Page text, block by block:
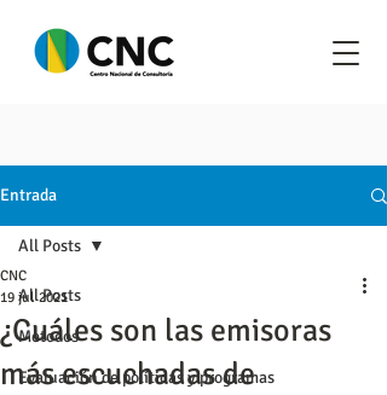
Entrada
All Posts
Metodos
Evaluación de políticas y programas
All Posts
¿Cuáles son las emisoras
más escuchadas de
CNC
19 jul 2021